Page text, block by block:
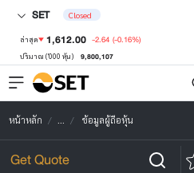
SET Closed
ล่าสุด 1,612.00 -2.64 (-0.16%)
ปริมาณ ('000 หุ้น) 9,800,107
หน้าหลัก ... ข้อมูลผู้ถือหุ้น